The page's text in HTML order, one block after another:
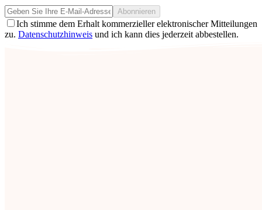
Abonnieren
Ich stimme dem Erhalt kommerzieller elektronischer Mitteilungen
zu. Datenschutzhinweis und ich kann dies jederzeit abbestellen.